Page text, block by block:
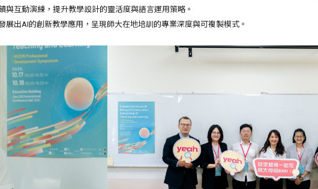
互動演練，提升教學設計的靈活度與語言運用策略。
出AI的創新教學應用，呈現師大在地培訓的專業深度與可複製模式。